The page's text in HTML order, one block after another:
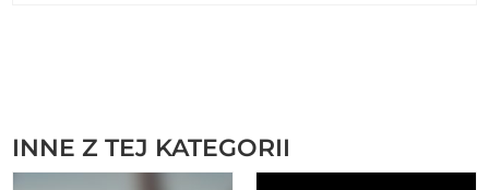
INNE Z TEJ KATEGORII